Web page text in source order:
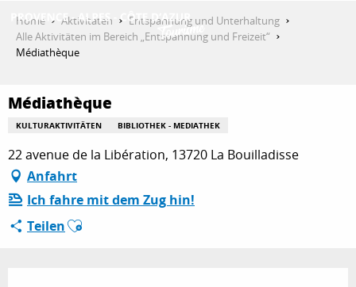
contenu
AKTIVITÄTEN
AUFENTHALT
Home Aktivitäten
Entspannung und Unterhaltung
Alle Aktivitäten im Bereich „Entspannung und Freizeit“
Médiathèque
Médiathèque
KULTURAKTIVITÄTEN BIBLIOTHEK - MEDIATHEK
22 avenue de la Libération, 13720 La Bouilladisse
Anfahrt
Ich fahre mit dem Zug hin!
TeilenAjouter aux favoris